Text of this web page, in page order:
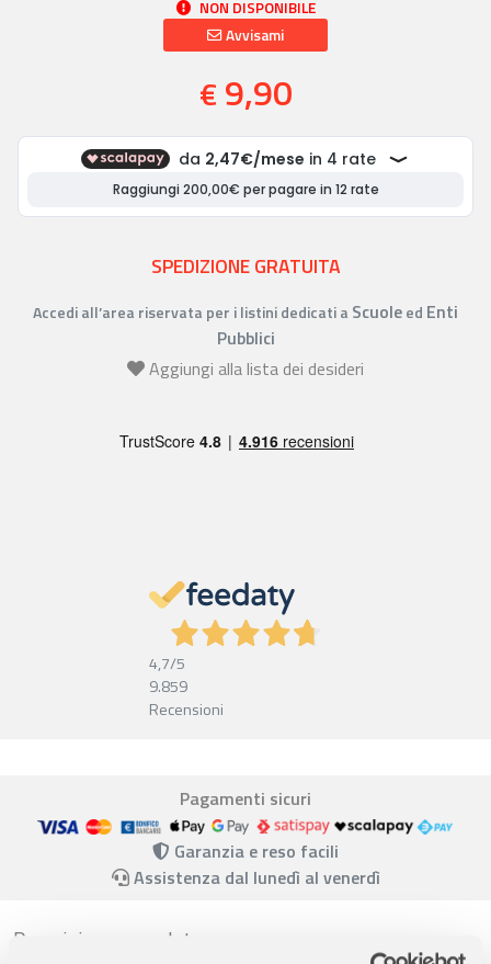
NON DISPONIBILE
Avvisami
€ 9,90
SPEDIZIONE GRATUITA
Accedi all’area riservata per i listini dedicati a Scuoleed Enti
Pubblici
Aggiungi alla lista dei desideri
4,7/5
9.859
Recensioni
Pagamenti sicuri
Garanzia e reso facili
Assistenza dal lunedì al venerdì
Descrizione completa